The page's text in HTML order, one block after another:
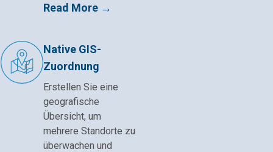
Read More →
Native GIS-
Zuordnung
Erstellen Sie eine
geografische
Übersicht, um
mehrere Standorte zu
überwachen und